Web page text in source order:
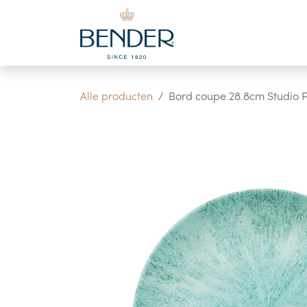
Overslaan naar inhoud
Alle producten Bord coupe 28.8cm Studio